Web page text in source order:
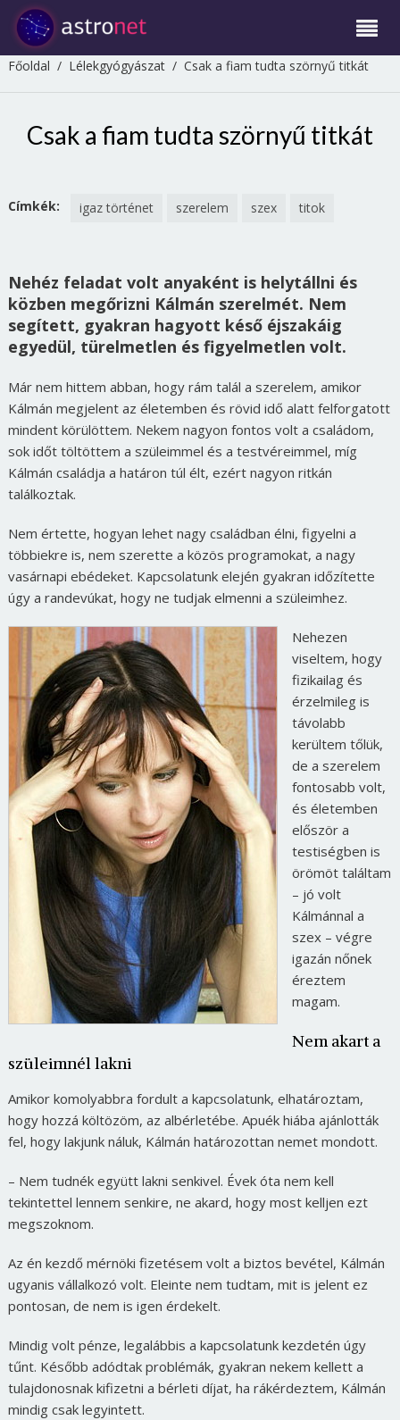
Főoldal / Lélekgyógyászat/ Csak a fiam tudta szörnyű titkát
Csak a fiam tudta szörnyű titkát
Címkék: igaz történet szerelem szex titok
Nehéz feladat volt anyaként is helytállni és
közben megőrizni Kálmán szerelmét. Nem
segített, gyakran hagyott késő éjszakáig
egyedül, türelmetlen és figyelmetlen volt.
Már nem hittem abban, hogy rám talál a szerelem, amikor
Kálmán megjelent az életemben és rövid idő alatt felforgatott
mindent körülöttem. Nekem nagyon fontos volt a családom,
sok időt töltöttem a szüleimmel és a testvéreimmel, míg
Kálmán családja a határon túl élt, ezért nagyon ritkán
találkoztak.
Nem értette, hogyan lehet nagy családban élni, figyelni a
többiekre is, nem szerette a közös programokat, a nagy
vasárnapi ebédeket. Kapcsolatunk elején gyakran időzítette
úgy a randevúkat, hogy ne tudjak elmenni a szüleimhez.
Nehezen
viseltem, hogy
fizikailag és
érzelmileg is
távolabb
kerültem tőlük,
de a szerelem
fontosabb volt,
és életemben
először a
testiségben is
örömöt találtam
– jó volt
Kálmánnal a
szex – végre
igazán nőnek
éreztem
magam.
Nem akart a
szüleimnél lakni
Amikor komolyabbra fordult a kapcsolatunk, elhatároztam,
hogy hozzá költözöm, az albérletébe. Apuék hiába ajánlották
fel, hogy lakjunk náluk, Kálmán határozottan nemet mondott.
– Nem tudnék együtt lakni senkivel. Évek óta nem kell
tekintettel lennem senkire, ne akard, hogy most kelljen ezt
megszoknom.
Az én kezdő mérnöki fizetésem volt a biztos bevétel, Kálmán
ugyanis vállalkozó volt. Eleinte nem tudtam, mit is jelent ez
pontosan, de nem is igen érdekelt.
Mindig volt pénze, legalábbis a kapcsolatunk kezdetén úgy
tűnt. Később adódtak problémák, gyakran nekem kellett a
tulajdonosnak kifizetni a bérleti díjat, ha rákérdeztem, Kálmán
mindig csak legyintett.